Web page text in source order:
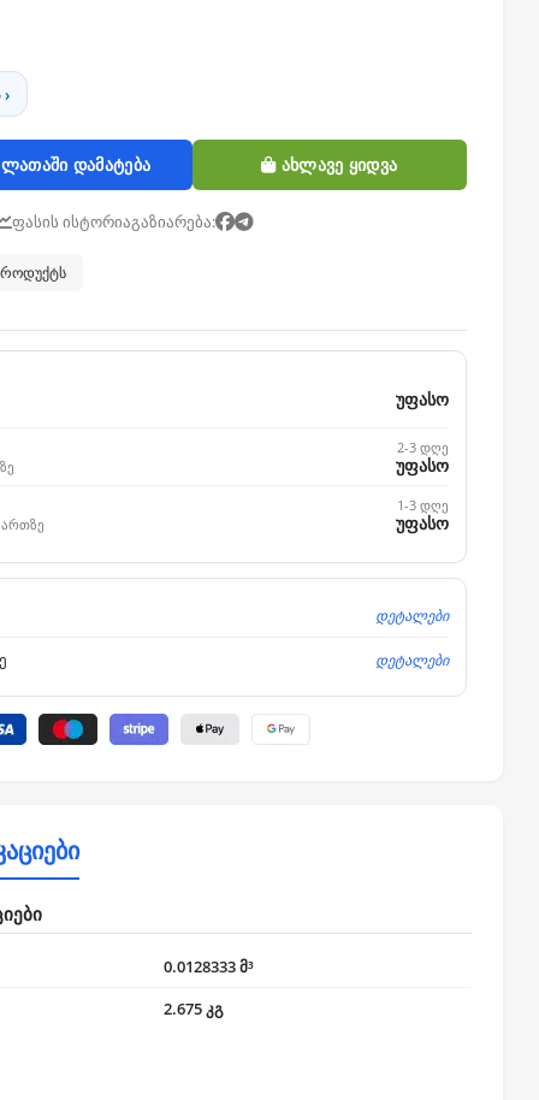
დამატება ახლავე ყიდვა
ფასის ისტორიაგაზიარება:
უფასო
2-3 დღე
უფასო
1-3 დღე
უფასო
დეტალები
დეტალები
0.0128333 მ³
2.675 კგ